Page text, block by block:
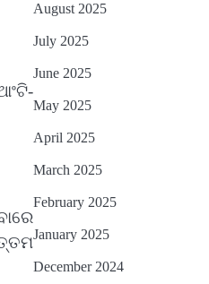
August 2025
July 2025
June 2025
May 2025
April 2025
March 2025
February 2025
January 2025
December 2024